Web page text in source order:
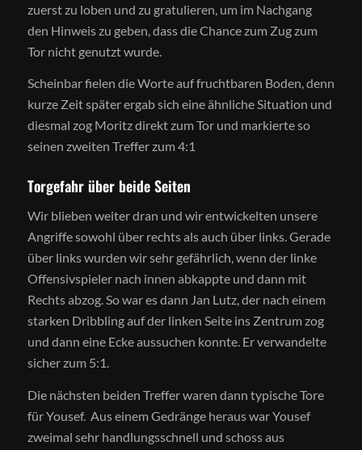
zuerst zu loben und zu gratulieren, um im Nachgang
den Hinweis zu geben, dass die Chance zum Zug zum
Tor nicht genutzt wurde.
Scheinbar fielen die Worte auf fruchtbaren Boden, denn
kurze Zeit später ergab sich eine ähnliche Situation und
diesmal zog Moritz direkt zum Tor und markierte so
seinen zweiten Treffer zum 4:1
Torgefahr über beide Seiten
Wir blieben weiter dran und wir entwickelten unsere
Angriffe sowohl über rechts als auch über links. Gerade
über links wurden wir sehr gefährlich, wenn der linke
Offensivspieler nach innen abkappte und dann mit
Rechts abzog. So war es dann Jan Lutz, der nach einem
starken Dribbling auf der linken Seite ins Zentrum zog
und dann eine Ecke aussuchen konnte. Er verwandelte
sicher zum 5:1.
Die nächsten beiden Treffer waren dann typische Tore
für Yousef. Aus einem Gedränge heraus war Yousef
zweimal sehr handlungsschnell und schoss aus